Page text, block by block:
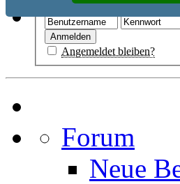
Angemeldet bleiben?
Forum
Neue